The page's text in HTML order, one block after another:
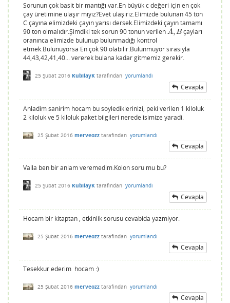
Sorunun çok basit bir mantığı var.En büyük c değeri için en çok
çay üretimine ulaşır mıyız?Evet ulaşırız.Elimizde bulunan 45 ton
C çayına elimizdeki çayın yarısı dersek.Elimizdeki çayın tamamı
90 ton olmalıdır.Şimdiki tek sorun 90 tonun verilen A, B
A,B
çayları
oranınca elimizde bulunup bulunmadığı kontrol
etmek.Bulunuyorsa En çok 90 olabilir.Bulunmuyor sırasıyla
44,43,42,41,40... vererek bulana kadar gitmemiz gerekir.
25 Şubat 2016 KubilayK tarafından yorumlandı
Cevapla
Anladim sanirim hocam bu soylediklerinizi, peki verilen 1 kiloluk
2 kiloluk ve 5 kiloluk paket bilgileri nerede isimize yaradi.
25 Şubat 2016 merveozz tarafından yorumlandı
Cevapla
Valla ben bir anlam veremedim.Kolon soru mu bu?
25 Şubat 2016 KubilayK tarafından yorumlandı
Cevapla
Hocam bir kitaptan , etkinlik sorusu cevabida yazmiyor.
25 Şubat 2016 merveozz tarafından yorumlandı
Cevapla
Tesekkur ederim hocam :)
25 Şubat 2016 merveozz tarafından yorumlandı
Cevapla